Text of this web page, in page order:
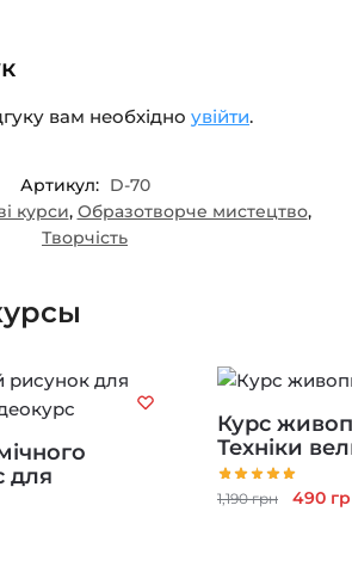
вам необхідно увійти.
Артикул: D-70
курси, Образотворче мистецтво,
Творчість
для
Курс
Техніки
1,190грн 490